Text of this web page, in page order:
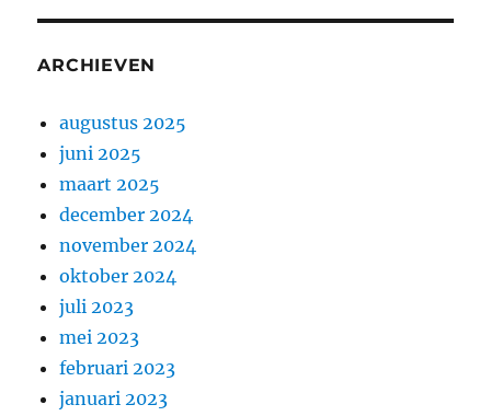
ARCHIEVEN
augustus 2025
juni 2025
maart 2025
december 2024
november 2024
oktober 2024
juli 2023
mei 2023
februari 2023
januari 2023